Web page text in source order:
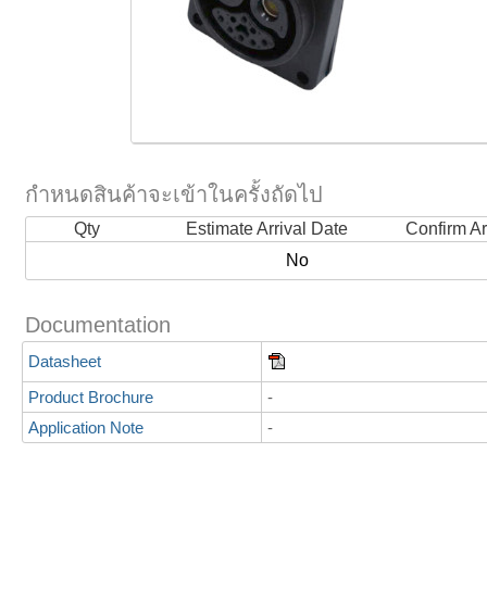
กำหนดสินค้าจะเข้าในครั้งถัดไป
Qty Estimate Arrival Date
Confirm
No
Documentation
Datasheet
Product Brochure
-
Application Note
-